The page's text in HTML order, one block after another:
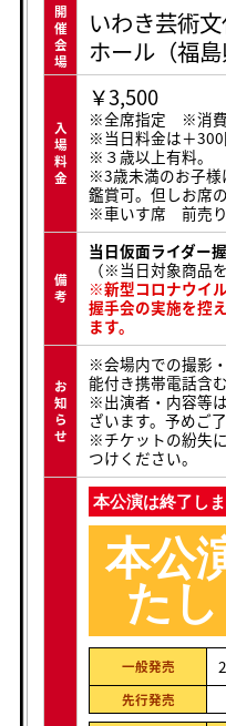
開
催
会
場
いわき芸術
ホール（福島
入
場
料
金
￥3,500
※全席指定 ※消費
※当日料金は＋300
※３歳以上有料。
※3歳未満のお子様
鑑賞可。但しお席
※車いす席 前売り
備
考
当日仮面ライダー
（※当日対象商品
※新型コロナウイ
握手会の実施を控
ます。
お
知
ら
せ
※会場内での撮影
能付き携帯電話含む
※出演者・内容等
ざいます。予めご
※チケットの紛失
つけください。
本公演は終了し
本公
たし
一般発売
先行発売